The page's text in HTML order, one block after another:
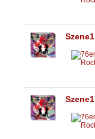
Szene1
Szene1